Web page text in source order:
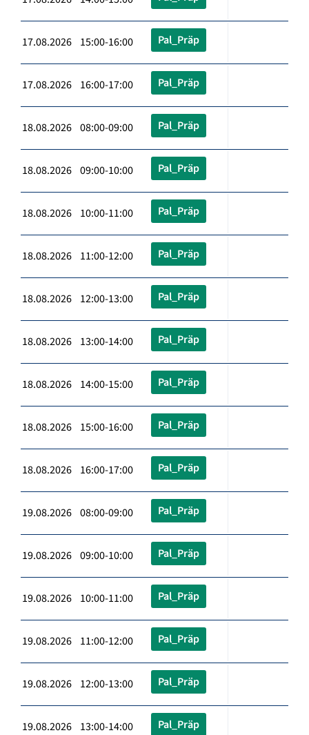
17.08.2026 15:00-16:00 Pal_Präp
17.08.2026 16:00-17:00 Pal_Präp
18.08.2026 08:00-09:00 Pal_Präp
18.08.2026 09:00-10:00 Pal_Präp
18.08.2026 10:00-11:00 Pal_Präp
18.08.2026 11:00-12:00 Pal_Präp
18.08.2026 12:00-13:00 Pal_Präp
18.08.2026 13:00-14:00 Pal_Präp
18.08.2026 14:00-15:00 Pal_Präp
18.08.2026 15:00-16:00 Pal_Präp
18.08.2026 16:00-17:00 Pal_Präp
19.08.2026 08:00-09:00 Pal_Präp
19.08.2026 09:00-10:00 Pal_Präp
19.08.2026 10:00-11:00 Pal_Präp
19.08.2026 11:00-12:00 Pal_Präp
19.08.2026 12:00-13:00 Pal_Präp
19.08.2026 13:00-14:00 Pal_Präp